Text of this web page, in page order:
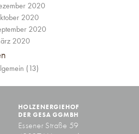
2020
2020
2020
2020
(13)
HOLZENERGIEHOF
DER GESA GGMBH
Essener Straße 59